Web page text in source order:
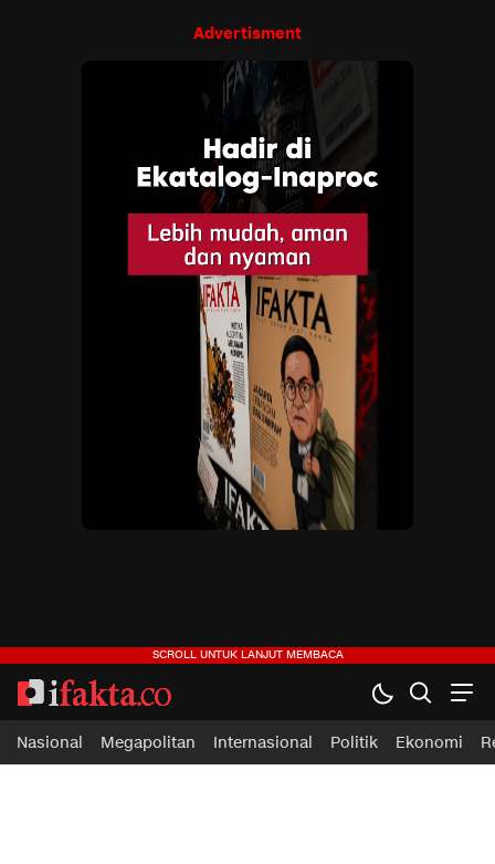
Advertisment
ifakta.co
#pastibenar
Nasional Megapolitan Internasional Politik Ekonomi